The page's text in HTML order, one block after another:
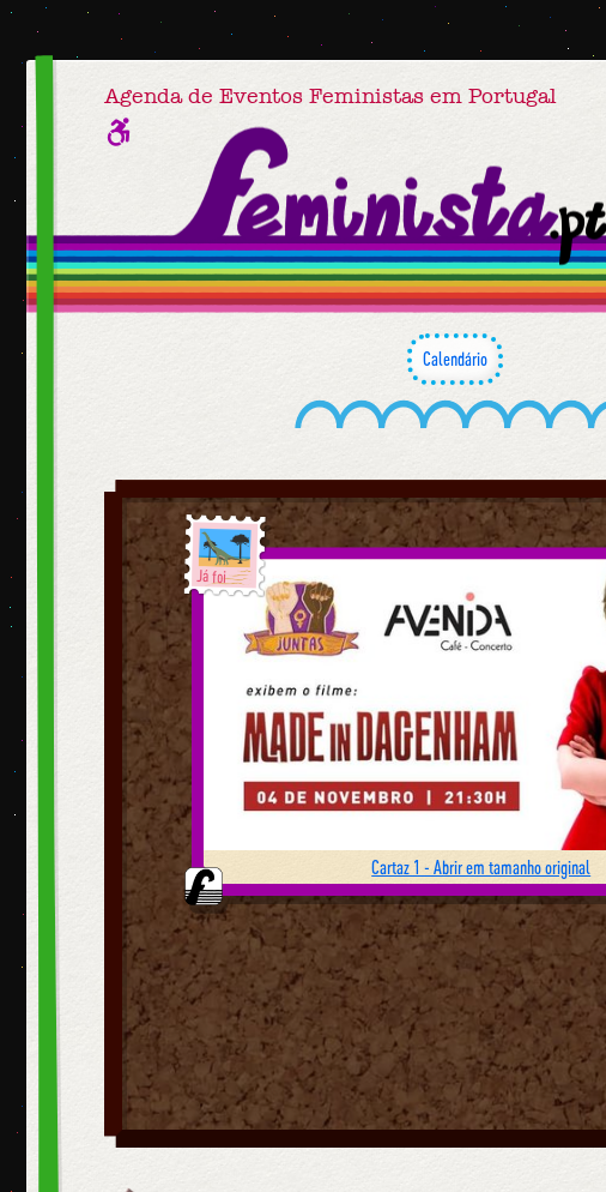
Agenda de Eventos Feministas em Portugal
Calendário
Já foi
Cartaz 1 - Abrir em tamanho original